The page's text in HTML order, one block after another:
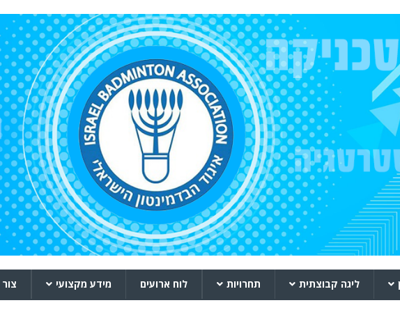
ליגה קבוצתית תחרויות לוח ארועים מידע מקצועי